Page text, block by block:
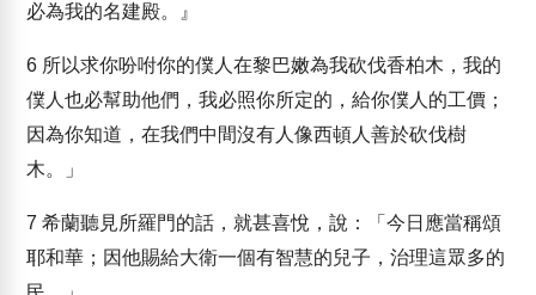
必為我的名建殿。』
6 所以求你吩咐你的僕人在黎巴嫩為我砍伐香柏木，我的
僕人也必幫助他們，我必照你所定的，給你僕人的工價；
因為你知道，在我們中間沒有人像西頓人善於砍伐樹
木。」
7 希蘭聽見所羅門的話，就甚喜悅，說：「今日應當稱頌
耶和華；因他賜給大衛一個有智慧的兒子，治理這眾多的